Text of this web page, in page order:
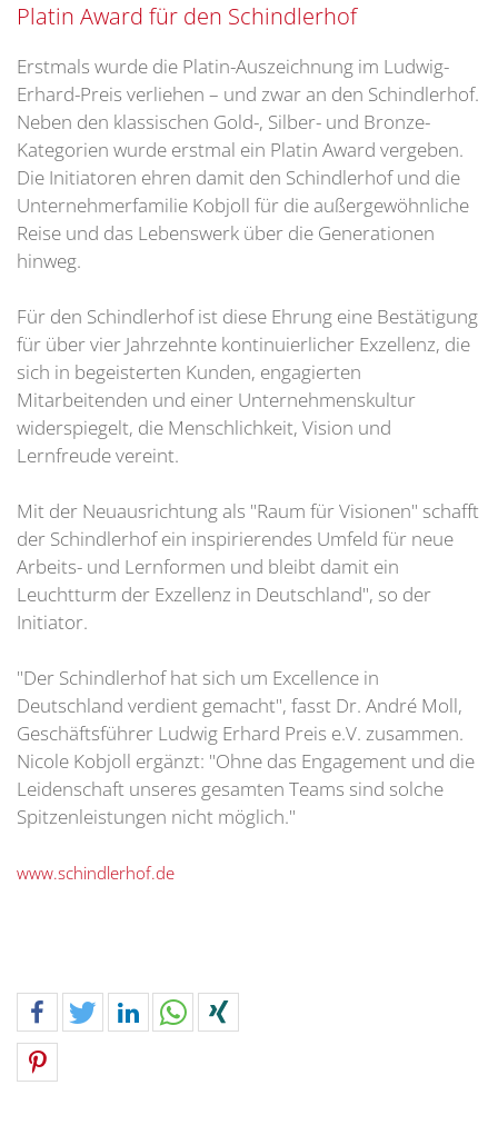
Platin Award für den Schindlerhof
Erstmals wurde die Platin-Auszeichnung im Ludwig-
Erhard-Preis verliehen – und zwar an den Schindlerhof.
Neben den klassischen Gold-, Silber- und Bronze-
Kategorien wurde erstmal ein Platin Award vergeben.
Die Initiatoren ehren damit den Schindlerhof und die
Unternehmerfamilie Kobjoll für die außergewöhnliche
Reise und das Lebenswerk über die Generationen
hinweg.
Für den Schindlerhof ist diese Ehrung eine Bestätigung
für über vier Jahrzehnte kontinuierlicher Exzellenz, die
sich in begeisterten Kunden, engagierten
Mitarbeitenden und einer Unternehmenskultur
widerspiegelt, die Menschlichkeit, Vision und
Lernfreude vereint.
Mit der Neuausrichtung als "Raum für Visionen" schafft
der Schindlerhof ein inspirierendes Umfeld für neue
Arbeits- und Lernformen und bleibt damit ein
Leuchtturm der Exzellenz in Deutschland", so der
Initiator.
"Der Schindlerhof hat sich um Excellence in
Deutschland verdient gemacht", fasst Dr. André Moll,
Geschäftsführer Ludwig Erhard Preis e.V. zusammen.
Nicole Kobjoll ergänzt: "Ohne das Engagement und die
Leidenschaft unseres gesamten Teams sind solche
Spitzenleistungen nicht möglich."
www.schindlerhof.de